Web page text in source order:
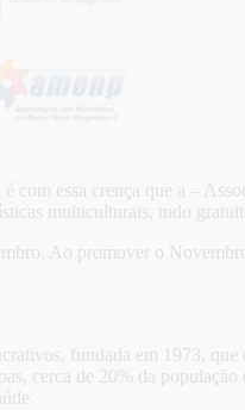
com essa crença que a –
multiculturais, tudo
Ao promover o
fundada em 1973,
cerca de 20% da